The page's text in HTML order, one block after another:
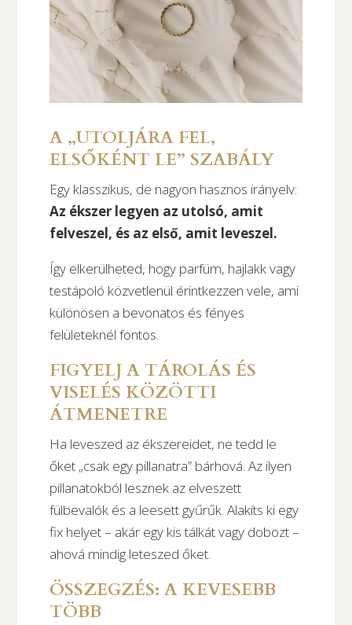
A „UTOLJÁRA FEL,
ELSŐKÉNT LE” SZABÁLY
Egy klasszikus, de nagyon hasznos irányelv:
Az ékszer legyen az utolsó, amit
felveszel, és az első, amit leveszel.
Így elkerülheted, hogy parfüm, hajlakk vagy
testápoló közvetlenül érintkezzen vele, ami
különösen a bevonatos és fényes
felületeknél fontos.
FIGYELJ A TÁROLÁS ÉS
VISELÉS KÖZÖTTI
ÁTMENETRE
Ha leveszed az ékszereidet, ne tedd le
őket „csak egy pillanatra” bárhová. Az ilyen
pillanatokból lesznek az elveszett
fülbevalók és a leesett gyűrűk. Alakíts ki egy
fix helyet – akár egy kis tálkát vagy dobozt –
ahová mindig leteszed őket.
ÖSSZEGZÉS: A KEVESEBB
TÖBB